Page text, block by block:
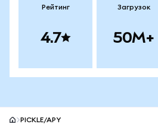
Рейтинг
4.7
Загрузок
50M+
PICKLE/APY